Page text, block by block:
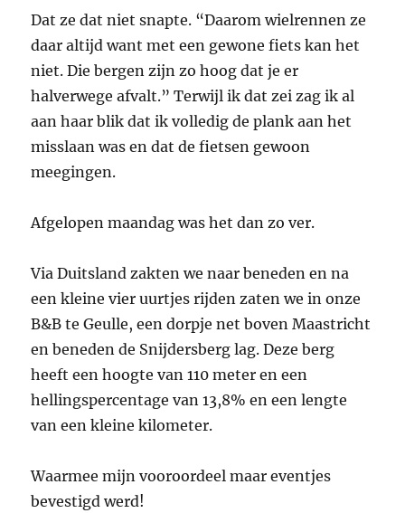
Dat ze dat niet snapte. “Daarom wielrennen ze
daar altijd want met een gewone fiets kan het
niet. Die bergen zijn zo hoog dat je er
halverwege afvalt.” Terwijl ik dat zei zag ik al
aan haar blik dat ik volledig de plank aan het
misslaan was en dat de fietsen gewoon
meegingen.
Afgelopen maandag was het dan zo ver.
Via Duitsland zakten we naar beneden en na
een kleine vier uurtjes rijden zaten we in onze
B&B te Geulle, een dorpje net boven Maastricht
en beneden de Snijdersberg lag. Deze berg
heeft een hoogte van 110 meter en een
hellingspercentage van 13,8% en een lengte
van een kleine kilometer.
Waarmee mijn vooroordeel maar eventjes
bevestigd werd!